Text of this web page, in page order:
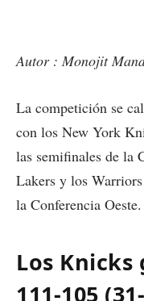
Autor : Monojit
La competición se
con los New York
las semifinales de la
Lakers y los
la Conferencia Oeste.
Los Knicks
111-105